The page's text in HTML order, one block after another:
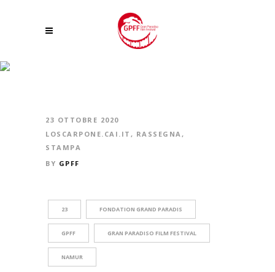
23 OTTOBRE 2020
LOSCARPONE.CAI.IT , RASSEGNA,
STAMPA
BY GPFF
23 FONDATION GRAND PARADIS
GPFF GRAN PARADISO FILM FESTIVAL
NAMUR